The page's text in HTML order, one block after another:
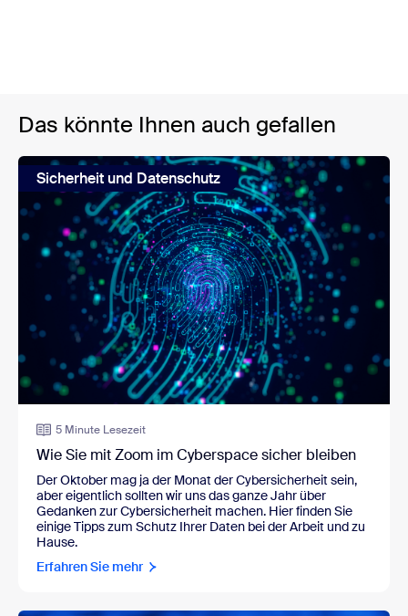
Das könnte Ihnen auch gefallen
Sicherheit und Datenschutz
5 Minute Lesezeit
Wie Sie mit Zoom im Cyberspace sicher bleiben
Der Oktober mag ja der Monat der Cybersicherheit sein,
aber eigentlich sollten wir uns das ganze Jahr über
Gedanken zur Cybersicherheit machen. Hier finden Sie
einige Tipps zum Schutz Ihrer Daten bei der Arbeit und zu
Hause.
Erfahren Sie mehr